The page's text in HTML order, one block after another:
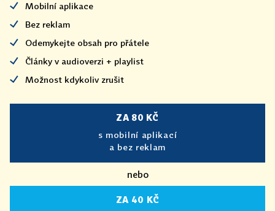
Mobilní aplikace
Bez reklam
Odemykejte obsah pro přátele
Články v audioverzi + playlist
Možnost kdykoliv zrušit
ZA 80 KČ
s mobilní aplikací
a bez reklam
nebo
ZA 40 KČ